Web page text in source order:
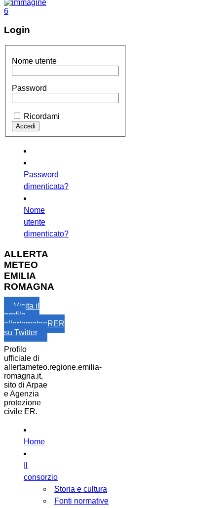
Login
Nome utente
Password
Ricordami
Password
dimenticata?
Nome
utente
dimenticato?
ALLERTA
METEO
EMILIA
ROMAGNA
Visita il
profilo
allertameteoRER
su Twitter
Profilo
ufficiale di
allertameteo.regione.emilia-
romagna.it,
sito di Arpae
e Agenzia
protezione
civile ER.
Home
consorzio
Storia e cultura
Fonti normative